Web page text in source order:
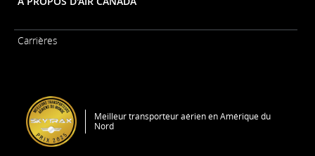
Carrières
nouvelle
fenêtre
Meilleur transporteur aérien en Amérique du
Nord